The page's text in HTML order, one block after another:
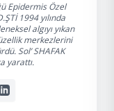
Epidermis Özel
1994 yılında
algıyı yıkan
merkezlerini
Sol’ SHAFAK
yarattı.